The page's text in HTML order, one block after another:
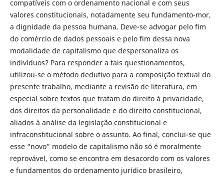
compatíveis com o ordenamento nacional e com seus
valores constitucionais, notadamente seu fundamento-mor,
a dignidade da pessoa humana. Deve-se advogar pelo fim
do comércio de dados pessoais e pelo fim dessa nova
modalidade de capitalismo que despersonaliza os
indivíduos? Para responder a tais questionamentos,
utilizou-se o método dedutivo para a composição textual do
presente trabalho, mediante a revisão de literatura, em
especial sobre textos que tratam do direito à privacidade,
dos direitos da personalidade e do direito constitucional,
aliados à análise da legislação constitucional e
infraconstitucional sobre o assunto. Ao final, conclui-se que
esse “novo” modelo de capitalismo não só é moralmente
reprovável, como se encontra em desacordo com os valores
e fundamentos do ordenamento jurídico brasileiro,